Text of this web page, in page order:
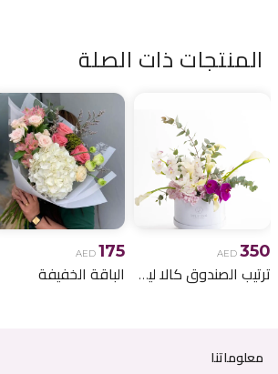
المنتجات ذات الصلة
AED 350
ترتيب الصندوق كالا ليلي
AED 175
الباقة الخفيفة
معلوماتنا